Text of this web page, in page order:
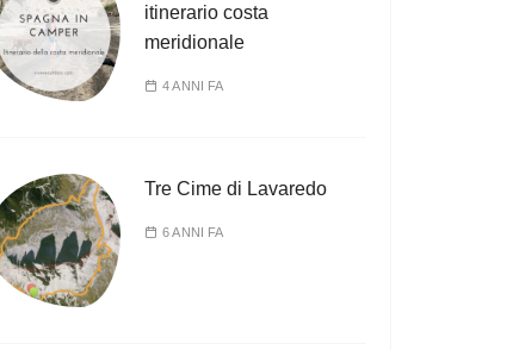
itinerario costa
meridionale
4 ANNI FA
Tre Cime di Lavaredo
6 ANNI FA